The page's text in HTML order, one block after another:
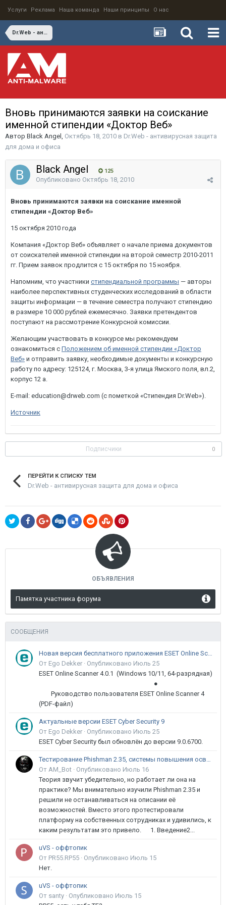
Услуги Реклама Наша команда Наши принципы О нас
Dr.Web - антивирусная защита для дома и офиса
Вновь принимаются заявки на соискание
именной стипендии «Доктор Веб»
Автор Black Angel , Октябрь 18, 2010 в Dr.Web - антивирусная защита
для дома и офиса
Black Angel 125
Опубликовано Октябрь 18, 2010
Вновь принимаются заявки на соискание именной
стипендии «Доктор Веб»
15 октября 2010 года
Компания «Доктор Веб» объявляет о начале приема документов
от соискателей именной стипендии на второй семестр 2010-2011
гг. Прием заявок продлится с 15 октября по 15 ноября.
Напомним, что участники стипендиальной программы — авторы
наиболее перспективных студенческих исследований в области
защиты информации — в течение семестра получают стипендию
в размере 10 000 рублей ежемесячно. Заявки претендентов
поступают на рассмотрение Конкурсной комиссии.
Желающим участвовать в конкурсе мы рекомендуем
ознакомиться с Положением об именной стипендии «Доктор
Веб» и отправить заявку, необходимые документы и конкурсную
работу по адресу: 125124, г. Москва, 3-я улица Ямского поля, вл.2,
корпус 12 а.
E-mail: education@drweb.com (с пометкой «Стипендия Dr.Web»).
Источник
Подписчики 0
ПЕРЕЙТИ К СПИСКУ ТЕМ
Dr.Web - антивирусная защита для дома и офиса
ОБЪЯВЛЕНИЯ
Памятка участника форума
СООБЩЕНИЯ
Новая версия бесплатного приложения ESET Online Scanner доступна пользователям
От Ego Dekker · Опубликовано Июль 25
ESET Online Scanner 4.0.1 (Windows 10/11, 64-разрядная)
●
Руководство пользователя ESET Online Scanner 4
(PDF-файл)
Актуальные версии ESET Cyber Security 9
От Ego Dekker · Опубликовано Июль 25
ESET Cyber Security был обновлён до версии 9.0.6700.
Тестирование Phishman 2.35, системы повышения осведомлённости пользователей в сфере ИБ
От AM_Bot · Опубликовано Июль 16
Теория звучит убедительно, но работает ли она на
практике? Мы внимательно изучили Phishman 2.35 и
решили не останавливаться на описании её
возможностей. Вместо этого протестировали
платформу на собственных сотрудниках и удивились, к
каким результатам это привело. 1. Введение2...
uVS - оффтопик
От PR55.RP55 · Опубликовано Июль 15
Нет.
uVS - оффтопик
От santy · Опубликовано Июль 15